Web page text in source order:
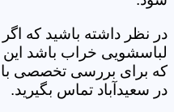
در نظر داشته باشید که
لباسشویی خراب باشد
که برای بررسی تخصصی
در سعیدآباد تماس بگیرید.